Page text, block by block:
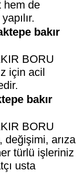
hem de
bakır
BORU
için acil
bakır
BORU
değişimi, arıza
türlü işleriniz
usta